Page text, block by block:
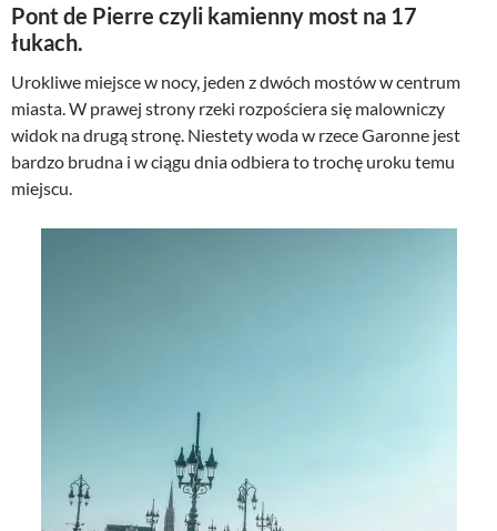
Pont de Pierre czyli kamienny most na 17
łukach.
Urokliwe miejsce w nocy, jeden z dwóch mostów w centrum
miasta. W prawej strony rzeki rozpościera się malowniczy
widok na drugą stronę. Niestety woda w rzece Garonne jest
bardzo brudna i w ciągu dnia odbiera to trochę uroku temu
miejscu.